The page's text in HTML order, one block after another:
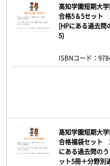
高知学園短期大
合格5＆5セット
[HPにある過去問
5)
ISBNコード：
高知学園短期大
合格福袋セット
にある過去問の
ット5冊＋分野別